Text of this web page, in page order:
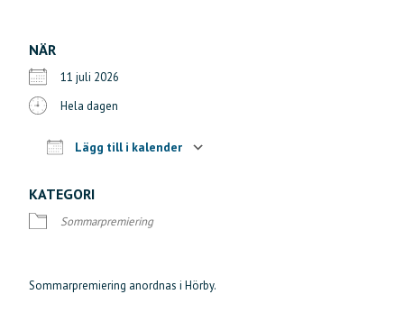
NÄR
11 juli 2026
Hela dagen
Lägg till i kalender
KATEGORI
Sommarpremiering
Sommarpremiering anordnas i Hörby.